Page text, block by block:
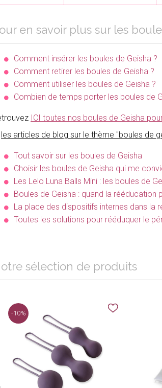
en savoir plus sur les
Comment insérer les boules de Geisha ?
Comment retirer les boules de Geisha ?
Comment utiliser les boules de Geisha ?
Combien de temps porter les boules de
ICI toutes nos boules de Geisha
les articles de blog sur le thème "boules de
Tout savoir sur les boules de Geisha
Choisir les boules de Geisha qui me
Les Lelo Luna Balls Mini : les boules de
Boules de Geisha : quand la rééducation
La place des dispositifs internes dans la
Toutes les solutions pour rééduquer le
sélection de produits
-10%